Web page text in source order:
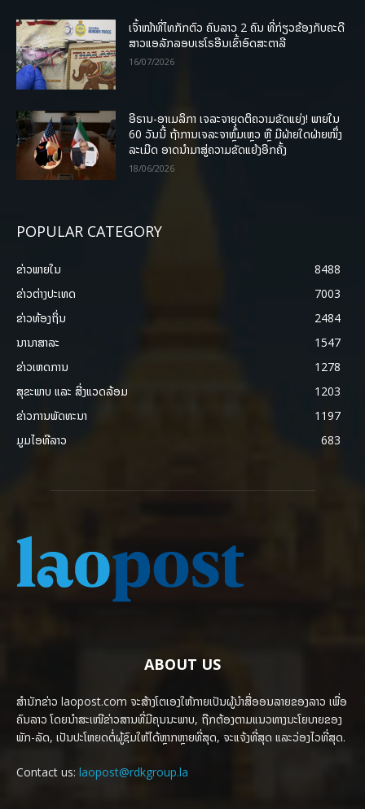
ເຈົ້າໜ້າທີ່ໄທກັກຕົວ ຄົນລາວ 2 ຄົນ ທີ່ກ່ຽວຂ້ອງກັບຄະດີ
ສາວແອລັກລອບເຮໂຣອີນເຂົ້າອົດສະຕາລີ
16/07/2026
ອີຣານ-ອາເມລິກາ ເຈລະຈາຍຸດຕິຄວາມຂັດແຍ່ງ! ພາຍໃນ
60 ວັນນີ້ ຖ້າການເຈລະຈາຫຼົ້ມເຫຼວ ຫຼື ມີຝ່າຍໃດຝ່າຍໜຶ່ງ
ລະເມີດ ອາດນໍາມາສູ່ຄວາມຂັດແຍ້ງອີກຄັ້ງ
18/06/2026
POPULAR CATEGORY
ຂ່າວພາຍ​ໃນ
8488
ຂ່າວຕ່າງປະເທດ
7003
ຂ່າວທ້ອງຖິ່ນ
2484
ນານາສາລະ
1547
ຂ່າວເຫດການ
1278
ສຸຂະພາບ ແລະ ສີ່ງແວດລ້ອມ
1203
ຂ່າວການພັດທະນາ
1197
ມູມໄອທີລາວ
683
ABOUT US
ສຳນັກຂ່າວ laopost.com ຈະສ້າງໂຕເອງໃຫ້ກາຍເປັນຜູ້ນຳສື່ອອນລາຍຂອງລາວ ເພື່ອ
ຄົນລາວ ໂດຍນຳສະເໜີຂ່າວສານທີ່ມີຄຸນນະພາບ, ຖືກຕ້ອງຕາມແນວທາງນະໂຍບາຍຂອງ
ພັກ-ລັດ, ເປັນປະໂຫຍດຕໍ່ຜູ້ຊົມໃຫ້ໄດ້ຫຼາກຫຼາຍທີ່ສຸດ, ຈະແຈ້ງທີ່ສຸດ ແລະວ່ອງໄວທີ່ສຸດ.
Contact us: laopost@rdkgroup.la